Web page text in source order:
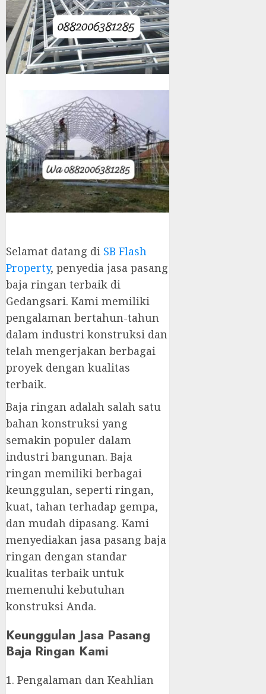
Selamat datang di SB Flash
Property, penyedia jasa pasang
baja ringan terbaik di
Gedangsari. Kami memiliki
pengalaman bertahun-tahun
dalam industri konstruksi dan
telah mengerjakan berbagai
proyek dengan kualitas
terbaik.
Baja ringan adalah salah satu
bahan konstruksi yang
semakin populer dalam
industri bangunan. Baja
ringan memiliki berbagai
keunggulan, seperti ringan,
kuat, tahan terhadap gempa,
dan mudah dipasang. Kami
menyediakan jasa pasang baja
ringan dengan standar
kualitas terbaik untuk
memenuhi kebutuhan
konstruksi Anda.
Keunggulan Jasa Pasang
Baja Ringan Kami
1. Pengalaman dan Keahlian